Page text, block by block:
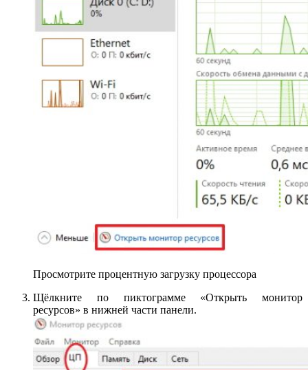
Просмотрите процентную загрузку процессора
Щёлкните по пиктограмме «Открыть монитор
ресурсов» в нижней части панели.